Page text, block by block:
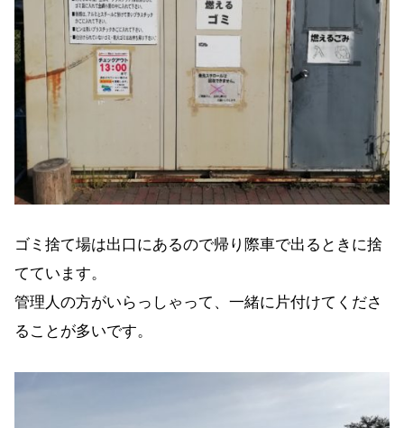
ゴミ捨て場は出口にあるので帰り際車で出るときに捨
てています。
管理人の方がいらっしゃって、一緒に片付けてくださ
ることが多いです。